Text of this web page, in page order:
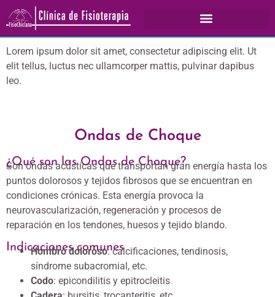
Lorem ipsum dolor sit amet, consectetur adipiscing elit. Ut
elit tellus, luctus nec ullamcorper mattis, pulvinar dapibus
leo.
Ondas de Choque
¿Qué son las Ondas de Choque?
Son ondas acústicas que transportan gran energía hasta los
puntos dolorosos y tejidos fibrosos que se encuentran en
condiciones crónicas. Esta energía provoca la
neurovascularización, regeneración y procesos de
reparación en los tendones, huesos y tejido blando.
Indicaciones comunes
Hombro doloroso: calcificaciones, tendinosis,
síndrome subacromial, etc.
Codo: epicondilitis y epitrocleitis